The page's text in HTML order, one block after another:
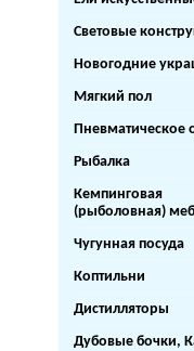
Световые
Новогодние
Мягкий пол
Пневматическое
Рыбалка
Кемпинговая
(рыболовная)
Чугунная посуда
Коптильни
Дистилляторы
Дубовые бочки,